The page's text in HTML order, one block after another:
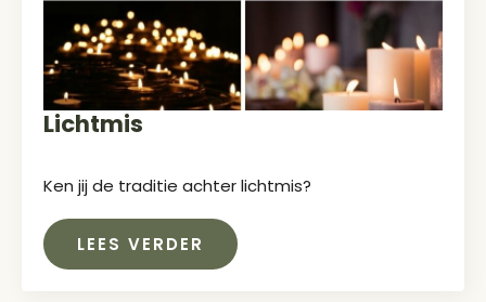
Lichtmis
Ken jij de traditie achter lichtmis?
LEES VERDER